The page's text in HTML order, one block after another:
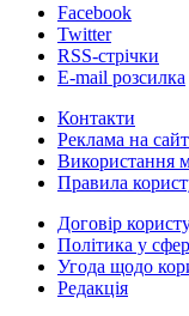
Facebook
Twitter
RSS-стрічки
E-mail розсилка
Контакти
Реклама на
Використання
Правила
Договір
Політика у
Угода щодо
Редакція